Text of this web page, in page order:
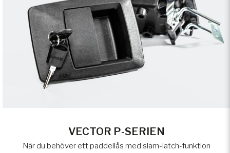
VECTOR P-SERIEN
När du behöver ett paddellås med slam-latch-funktion